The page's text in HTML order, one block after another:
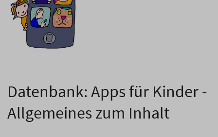
Datenbank: Apps für Kinder -
Allgemeines zum Inhalt